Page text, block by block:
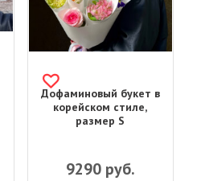
Дофаминовый букет в
корейском стиле,
размер S
9290руб.